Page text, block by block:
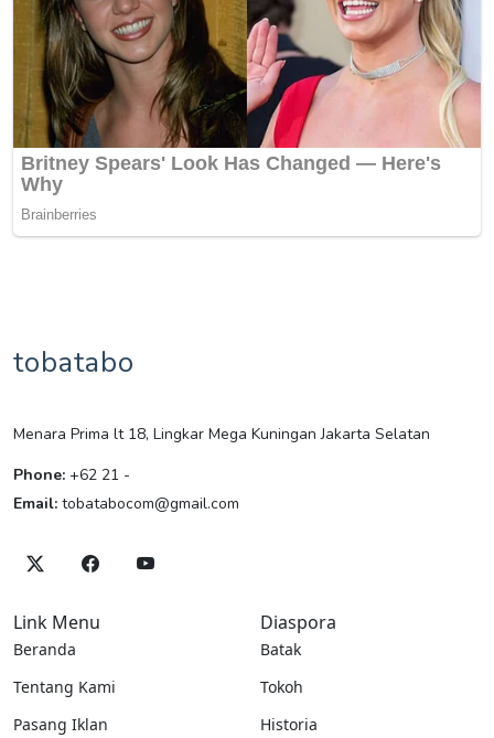
tobatabo
Menara Prima lt 18, Lingkar Mega Kuningan Jakarta Selatan
Phone: +62 21 -
Email: tobatabocom@gmail.com
Link Menu
Beranda
Tentang Kami
Pasang Iklan
Diaspora
Batak
Tokoh
Historia